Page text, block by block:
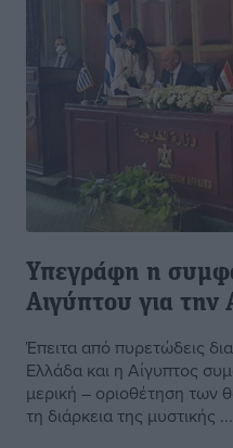
Υπεγράφη η
Αιγύπτου για την
Έπειτα από πυρετώδεις
Ελλάδα και η Αίγυπτος
μερική – οριοθέτηση των
τη διάρκεια της μυστικής ...